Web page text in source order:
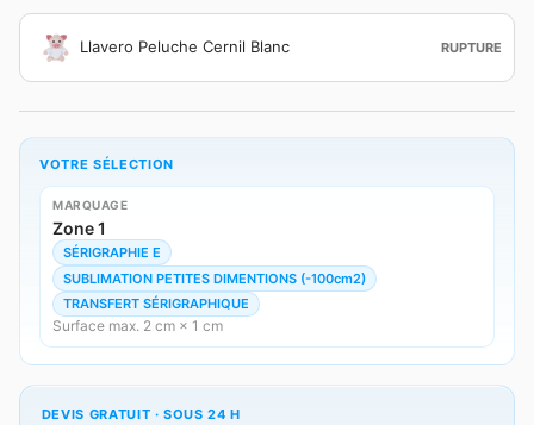
Llavero Peluche Cernil Blanc RUPTURE
VOTRE SÉLECTION
MARQUAGE
Zone 1
SÉRIGRAPHIE E
SUBLIMATION PETITES DIMENTIONS (-100cm2)
TRANSFERT SÉRIGRAPHIQUE
Surface max. 2 cm × 1 cm
DEVIS GRATUIT · SOUS 24 H